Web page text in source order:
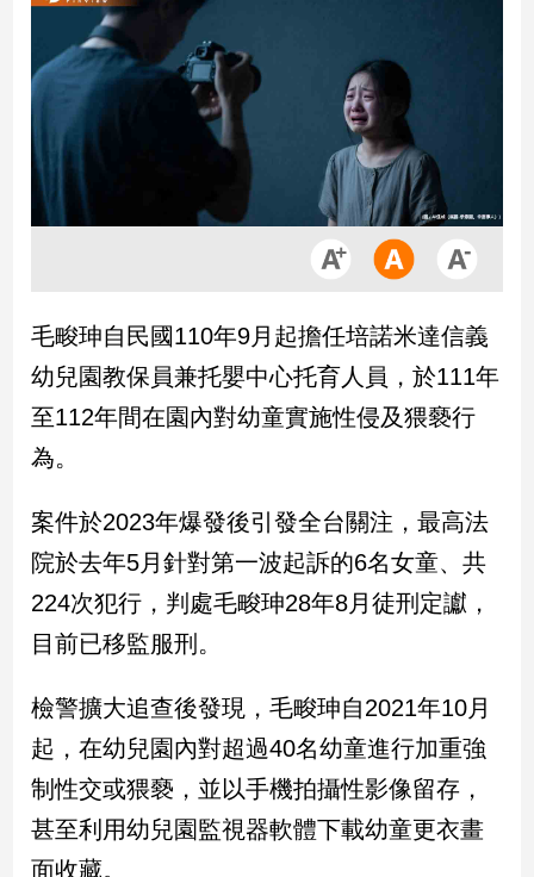
房
品
政
治
政
治
焦
品
點
民
調
國
焦
觀
毛畯珅自民國110年9月起擔任培諾米達信義
幼兒園教保員兼托嬰中心托育人員，於111年
至112年間在園內對幼童實施性侵及猥褻行
為。
案件於2023年爆發後引發全台關注，最高法
院於去年5月針對第一波起訴的6名女童、共
224次犯行，判處毛畯珅28年8月徒刑定讞，
目前已移監服刑。
檢警擴大追查後發現，毛畯珅自2021年10月
起，在幼兒園內對超過40名幼童進行加重強
制性交或猥褻，並以手機拍攝性影像留存，
甚至利用幼兒園監視器軟體下載幼童更衣畫
面收藏。